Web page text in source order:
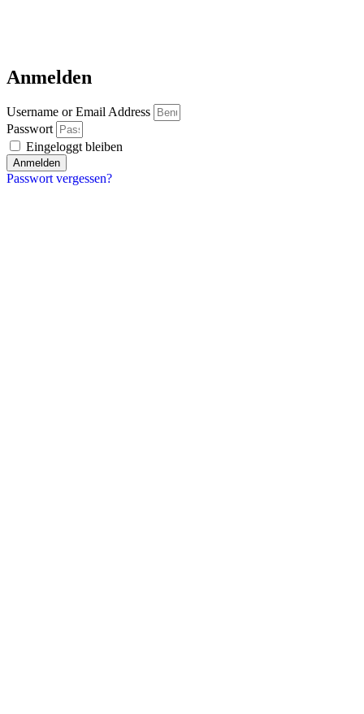
Anmelden
Username or Email Address
Passwort
Eingeloggt bleiben
Anmelden
Passwort vergessen?